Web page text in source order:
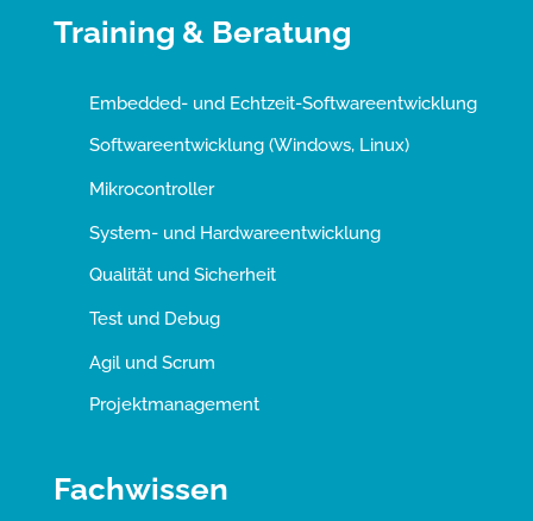
Training & Beratung
Embedded- und Echtzeit-Softwareentwicklung
Softwareentwicklung (Windows, Linux)
Mikrocontroller
System- und Hardwareentwicklung
Qualität und Sicherheit
Test und Debug
Agil und Scrum
Projektmanagement
Fachwissen